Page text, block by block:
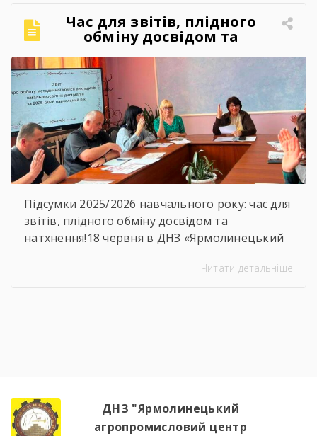
кваліфікованих фахівців вирушила у
самостійне професійне […]
Час для звітів, плідного
обміну досвідом та
натхнення!
Підсумки 2025/2026 навчального року: час для
звітів, плідного обміну досвідом та
натхнення!18 червня в ДНЗ «Ярмолинецький
відбулося засідання методичної комісії
Алла Гончарук проаналізувала роботу комісії
Читати детальніше
ДНЗ "Ярмолинецький
агропромисловий центр